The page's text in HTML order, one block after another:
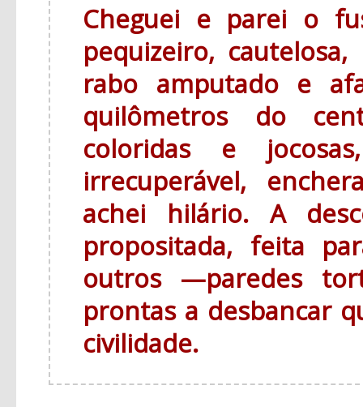
Cheguei e parei o
pequizeiro,
rabo amputado e
quilômetros do
coloridas e
irrecuperável,
achei hilário. A
propositada, feita
outros —paredes
prontas a desbancar
civilidade.